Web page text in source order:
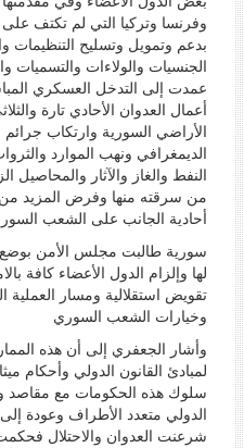
وفرنسا وتركيا التي لم تكتف
بدعم وتمويل وتسليح التنظيمات
الجنسيات والولاءات والتسميات
عمدت إلى التدخل العسكري
أعمال العدوان الأحادي تارة
الأراضي السورية وارتكاب جرائم
الديمغرافي ونهب الموارد
النفط والغاز والآثار والمحاصيل
من سرقته منها وفرض المزيد من
أحادية الجانب على الشعب
سورية طالبت مجلس الأمن بوضع
لها وإلزام الدول الأعضاء كافة
تقويض استقلالية ومسار
وخيارات الشعب السوري
وأشار الجعفري إلى أن هذه
لمبادئ القانون الدولي وأحكام
سلوك هذه الحكومات مع مقاصد
الدولي متعدد الأطراف وعودة
شرعنت العدوان والاحتلال